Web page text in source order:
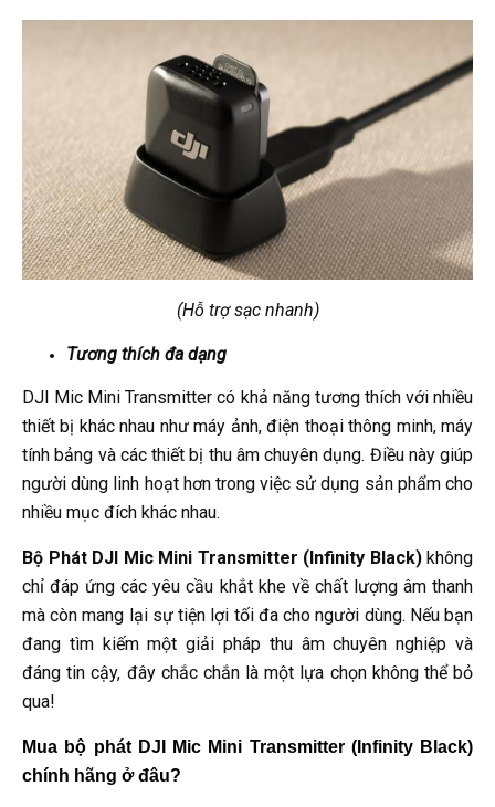
(Hỗ trợ sạc nhanh)
Tương thích đa dạng
DJI Mic Mini Transmitter có khả năng tương thích với nhiều
thiết bị khác nhau như máy ảnh, điện thoại thông minh, máy
tính bảng và các thiết bị thu âm chuyên dụng. Điều này giúp
người dùng linh hoạt hơn trong việc sử dụng sản phẩm cho
nhiều mục đích khác nhau.
Bộ Phát DJI Mic Mini Transmitter (Infinity Black)không
chỉ đáp ứng các yêu cầu khắt khe về chất lượng âm thanh
mà còn mang lại sự tiện lợi tối đa cho người dùng. Nếu bạn
đang tìm kiếm một giải pháp thu âm chuyên nghiệp và
đáng tin cậy, đây chắc chắn là một lựa chọn không thể bỏ
qua!
chính hãng ở đâu?